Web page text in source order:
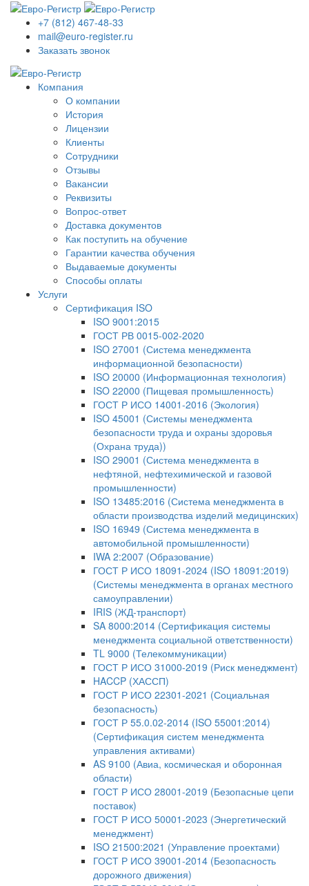
+7 (812) 467-48-33
mail@euro-register.ru
Заказать звонок
Компания
О компании
История
Лицензии
Клиенты
Сотрудники
Отзывы
Вакансии
Реквизиты
Вопрос-ответ
Доставка документов
Как поступить на обучение
Гарантии качества обучения
Выдаваемые документы
Способы оплаты
Услуги
Сертификация ISO
ISO 9001:2015
ГОСТ РВ 0015-002-2020
ISO 27001 (Система менеджмента
информационной безопасности)
ISO 20000 (Информационная технология)
ISO 22000 (Пищевая промышленность)
ГОСТ Р ИСО 14001-2016 (Экология)
ISO 45001 (Системы менеджмента
безопасности труда и охраны здоровья
(Охрана труда))
ISO 29001 (Система менеджмента в
нефтяной, нефтехимической и газовой
промышленности)
ISO 13485:2016 (Система менеджмента в
области производства изделий медицинских)
ISO 16949 (Система менеджмента в
автомобильной промышленности)
IWA 2:2007 (Образование)
ГОСТ Р ИСО 18091-2024 (ISO 18091:2019)
(Системы менеджмента в органах местного
самоуправлении)
IRIS (ЖД-транспорт)
SA 8000:2014 (Сертификация системы
менеджмента социальной ответственности)
TL 9000 (Телекоммуникации)
ГОСТ Р ИСО 31000-2019 (Риск менеджмент)
HACCP (ХАССП)
ГОСТ Р ИСО 22301-2021 (Социальная
безопасность)
ГОСТ Р 55.0.02-2014 (ISO 55001:2014)
(Сертификация систем менеджмента
управления активами)
AS 9100 (Авиа, космическая и оборонная
области)
ГОСТ Р ИСО 28001-2019 (Безопасные цепи
поставок)
ГОСТ Р ИСО 50001-2023 (Энергетический
менеджмент)
ISO 21500:2021 (Управление проектами)
ГОСТ Р ИСО 39001-2014 (Безопасность
дорожного движения)